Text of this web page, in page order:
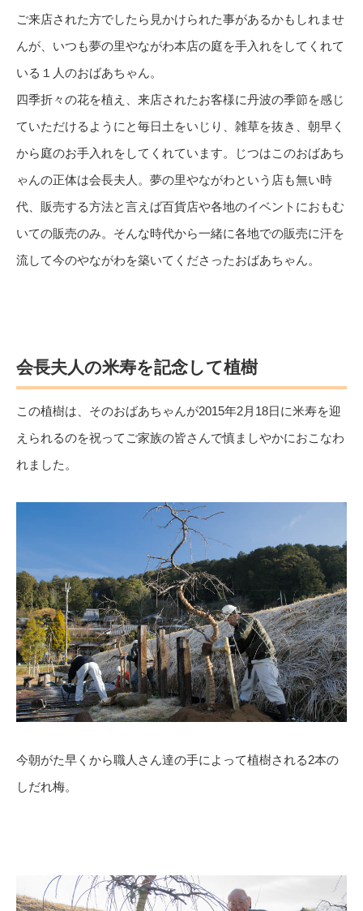
ご来店された方でしたら見かけられた事があるかもしれませ
んが、いつも夢の里やながわ本店の庭を手入れをしてくれて
いる１人のおばあちゃん。
四季折々の花を植え、来店されたお客様に丹波の季節を感じ
ていただけるようにと毎日土をいじり、雑草を抜き、朝早く
から庭のお手入れをしてくれています。じつはこのおばあち
ゃんの正体は会長夫人。夢の里やながわという店も無い時
代、販売する方法と言えば百貨店や各地のイベントにおもむ
いての販売のみ。そんな時代から一緒に各地での販売に汗を
流して今のやながわを築いてくださったおばあちゃん。
会長夫人の米寿を記念して植樹
この植樹は、そのおばあちゃんが2015年2月18日に米寿を迎
えられるのを祝ってご家族の皆さんで慎ましやかにおこなわ
れました。
今朝がた早くから職人さん達の手によって植樹される2本の
しだれ梅。